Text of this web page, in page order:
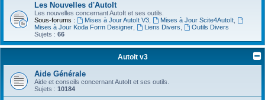
r
Les Nouvelles d'AutoIt
Les nouvelles concernant AutoIt et ses outils.
Sous-forums :
Mises à Jour AutoIt V3, Mises à Jour Scite4AutoIt,
Mises à Jour Koda Form Designer
Liens Divers
Outils Divers
Sujets : 66
Autoit v3
Aide Générale
Aide et conseils concernant AutoIt et ses outils.
Sujets : 10184